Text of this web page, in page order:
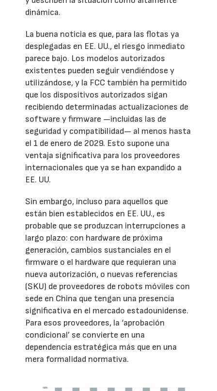
dinámica.
La buena noticia es que, para las flotas ya
desplegadas en EE. UU., el riesgo inmediato
parece bajo. Los modelos autorizados
existentes pueden seguir vendiéndose y
utilizándose, y la FCC también ha permitido
que los dispositivos autorizados sigan
recibiendo determinadas actualizaciones de
software y firmware —incluidas las de
seguridad y compatibilidad— al menos hasta
el 1 de enero de 2029. Esto supone una
ventaja significativa para los proveedores
internacionales que ya se han expandido a
EE. UU.
Sin embargo, incluso para aquellos que
están bien establecidos en EE. UU., es
probable que se produzcan interrupciones a
largo plazo: con hardware de próxima
generación, cambios sustanciales en el
firmware o el hardware que requieran una
nueva autorización, o nuevas referencias
(SKU) de proveedores de robots móviles con
sede en China que tengan una presencia
significativa en el mercado estadounidense.
Para esos proveedores, la ‘aprobación
condicional’ se convierte en una
dependencia estratégica más que en una
mera formalidad normativa.